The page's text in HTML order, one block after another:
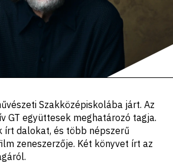
Szakközépiskolába járt. Az
GT együttesek meghatározó tagja.
írt dalokat, és több népszerű
zeneszerzője. Két könyvet írt az